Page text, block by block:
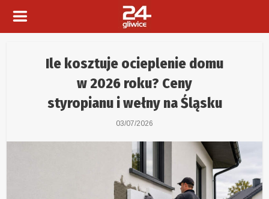
Ile kosztuje ocieplenie domu
w 2026 roku? Ceny
styropianu i wełny na Śląsku
03/07/2026